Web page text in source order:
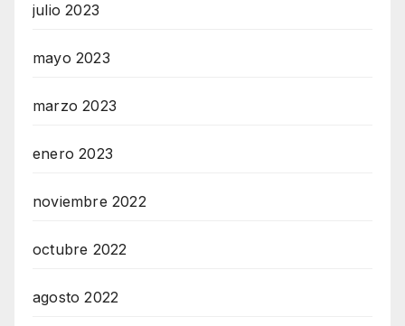
julio 2023
mayo 2023
marzo 2023
enero 2023
noviembre 2022
octubre 2022
agosto 2022